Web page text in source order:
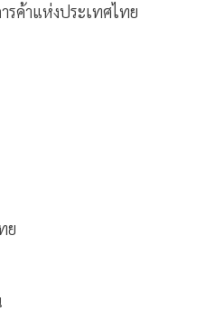
รค้าแห่งประเทศไทย
ย